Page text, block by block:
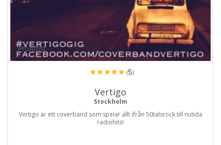
ProArtist
(5)
Vertigo
Stockholm
Vertigo är ett coverband som spelar allt ifrån 50talsrock till nutida
radiohits!